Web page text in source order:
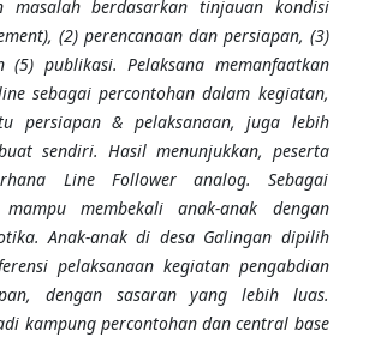
masalah berdasarkan tinjauan kondisi
(2) perencanaan dan persiapan, (3)
publikasi. Pelaksana memanfaatkan
sebagai percontohan dalam kegiatan,
persiapan & pelaksanaan, juga lebih
sendiri. Hasil menunjukkan, peserta
Line Follower analog. Sebagai
membekali anak-anak dengan
Anak-anak di desa Galingan dipilih
pelaksanaan kegiatan pengabdian
dengan sasaran yang lebih luas.
kampung percontohan dan central base